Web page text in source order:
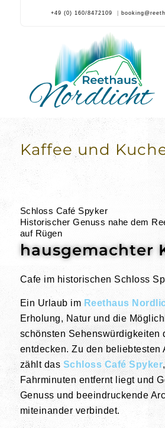
+49 (0) 160/8472109
Kaffee und
Schloss Café Spyker
Historischer Genuss nahe dem
auf Rügen
hausgemachter
Cafe im historischen Schloss
Ein Urlaub imReethaus
Erholung, Natur und die
schönsten Sehenswürdigkeiten
entdecken. Zu den beliebtesten
zählt das Schloss Café Spyker
Fahrminuten entfernt liegt und
Genuss und beeindruckende
miteinander verbindet.